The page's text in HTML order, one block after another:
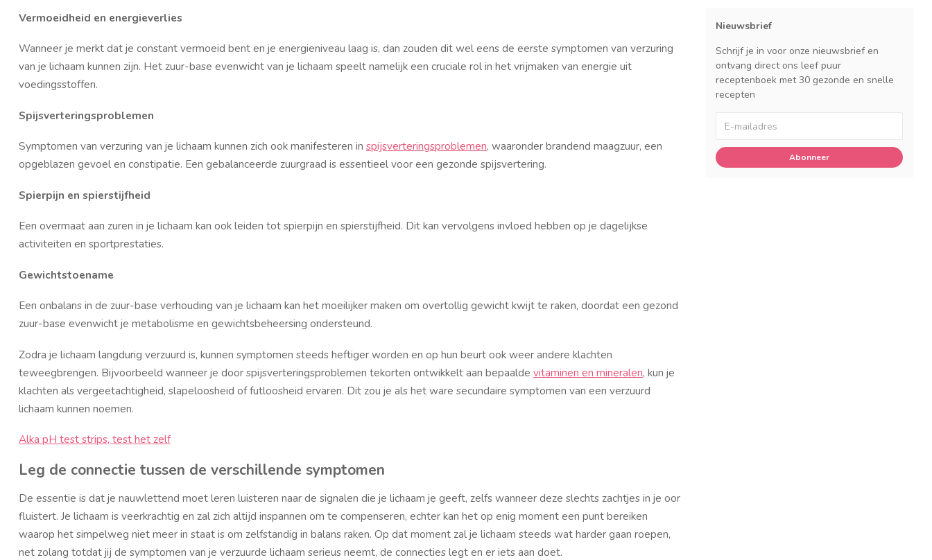
Vermoeidheid en energieverlies
Wanneer je merkt dat je constant vermoeid bent en je energieniveau laag is, dan zouden dit wel eens de eerste symptomen van verzuring
van je lichaam kunnen zijn. Het zuur-base evenwicht van je lichaam speelt namelijk een cruciale rol in het vrijmaken van energie uit
voedingsstoffen.
Spijsverteringsproblemen
Symptomen van verzuring van je lichaam kunnen zich ook manifesteren in spijsverteringsproblemen, waaronder brandend maagzuur, een
opgeblazen gevoel en constipatie. Een gebalanceerde zuurgraad is essentieel voor een gezonde spijsvertering.
Spierpijn en spierstijfheid
Een overmaat aan zuren in je lichaam kan ook leiden tot spierpijn en spierstijfheid. Dit kan vervolgens invloed hebben op je dagelijkse
activiteiten en sportprestaties.
Gewichtstoename
Een onbalans in de zuur-base verhouding van je lichaam kan het moeilijker maken om overtollig gewicht kwijt te raken, doordat een gezond
zuur-base evenwicht je metabolisme en gewichtsbeheersing ondersteund.
Zodra je lichaam langdurig verzuurd is, kunnen symptomen steeds heftiger worden en op hun beurt ook weer andere klachten
teweegbrengen. Bijvoorbeeld wanneer je door spijsverteringsproblemen tekorten ontwikkelt aan bepaalde vitaminen en mineralen, kun je
klachten als vergeetachtigheid, slapeloosheid of futloosheid ervaren. Dit zou je als het ware secundaire symptomen van een verzuurd
lichaam kunnen noemen.
Alka pH test strips, test het zelf
Leg de connectie tussen de verschillende symptomen
De essentie is dat je nauwlettend moet leren luisteren naar de signalen die je lichaam je geeft, zelfs wanneer deze slechts zachtjes in je oor
fluistert. Je lichaam is veerkrachtig en zal zich altijd inspannen om te compenseren, echter kan het op enig moment een punt bereiken
waarop het simpelweg niet meer in staat is om zelfstandig in balans raken. Op dat moment zal je lichaam steeds wat harder gaan roepen,
net zolang totdat jij de symptomen van je verzuurde lichaam serieus neemt, de connecties legt en er iets aan doet.
Nieuwsbrief
Schrijf je in voor onze nieuwsbrief en
ontvang direct ons leef puur
receptenboek met 30 gezonde en snelle
recepten
Abonneer